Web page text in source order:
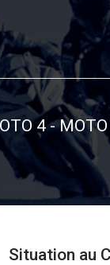
4 -
Situation au